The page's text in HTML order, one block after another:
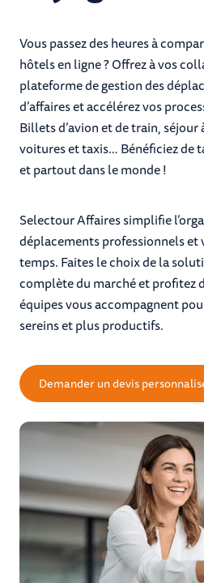
Vous passez des heures à
hôtels en ligne ? Offrez à vos
plateforme de gestion des
d’affaires et accélérez vos
Billets d’avion et de train,
voitures et taxis… Bénéficiez de
et partout dans le monde !
Selectour Affaires simplifie
déplacements professionnels et
temps. Faites le choix de la
complète du marché et profitez
équipes vous accompagnent
sereins et plus productifs.
Demander un devis